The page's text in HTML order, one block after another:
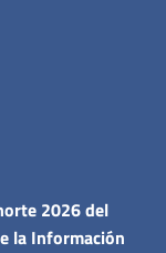
2026 del
la Información